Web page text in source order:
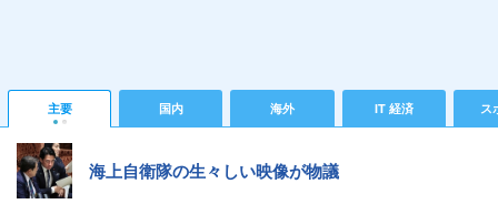
主要 国内 海外 IT 経済 ス
海上自衛隊の生々しい映像が物議